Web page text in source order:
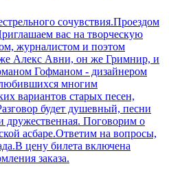
сочувствия.Проездом
вас на творческую
журналистом и поэтом
Алекс Авни, он же Гримнир, и
Гофманом - дизайнером
многим
вариантов старых песен,
будет душевный, песни
дружественная. Поговорим о
асбаре.Ответим на вопросы,
цену билета включена
заказа.